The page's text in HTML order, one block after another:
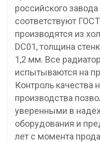
российского
соответствуют
производятся из
DC01, толщина
1,2 мм. Все
испытываются на
Контроль качества
производства
уверенными в
оборудования и
лет с момента